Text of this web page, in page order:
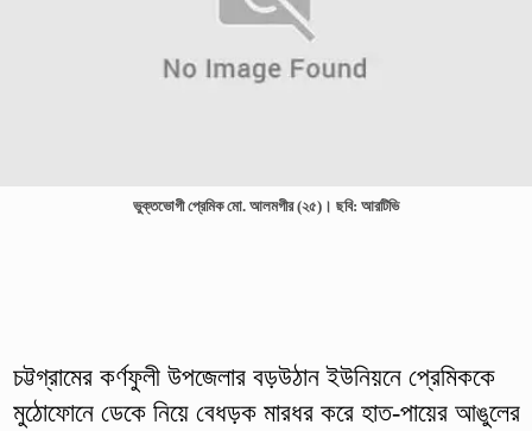
ভুক্তভোগী প্রেমিক মো. আলমগীর (২৫)। ছবি: আরটিভি
চট্টগ্রামের কর্ণফুলী উপজেলার বড়উঠান ইউনিয়নে প্রেমিককে
মুঠোফোনে ডেকে নিয়ে বেধড়ক মারধর করে হাত-পায়ের আঙুলের